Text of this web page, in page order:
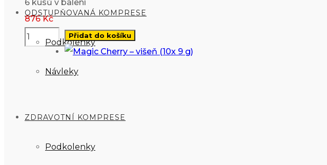
ODSTUPŇOVANÁ KOMPRESE
Podkolenky
Návleky
ZDRAVOTNÍ KOMPRESE
Podkolenky
6 kusů v balení
876Kč
Přidat do košíku